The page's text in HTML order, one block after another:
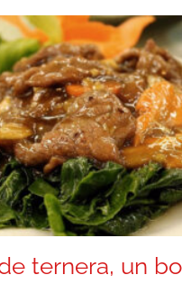
ternera, un